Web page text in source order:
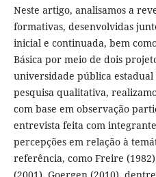
Neste artigo, analisamos a
formativas, desenvolvidas
inicial e continuada, bem
Básica por meio de dois
universidade pública
pesquisa qualitativa,
com base em observação
entrevista feita com
percepções em relação à
referência, como Freire